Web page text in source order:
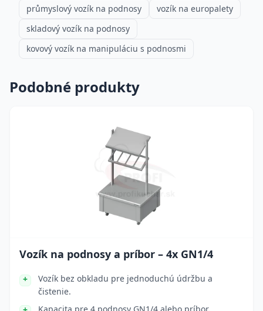
průmyslový vozík na podnosy
vozík na europalety
skladový vozík na podnosy
kovový vozík na manipuláciu s podnosmi
Podobné produkty
Vozík na podnosy a príbor – 4x GN1/4
Vozík bez obkladu pre jednoduchú údržbu a
čistenie.